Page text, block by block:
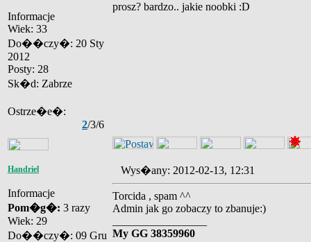
Informacje
Wiek: 33
Do��czy�: 20 Sty
2012
Posty: 28
Sk�d: Zabrze
Ostrze�e�:
2/3/6
prosz? bardzo.. jakie noobki :D
Handriel
Informacje
Pom�g�: 3 razy
Wiek: 29
Do��czy�: 09 Gru
Wys�any: 2012-02-13, 12:31
Torcida , spam ^^
Admin jak go zobaczy to zbanuje:)
My GG 38359960